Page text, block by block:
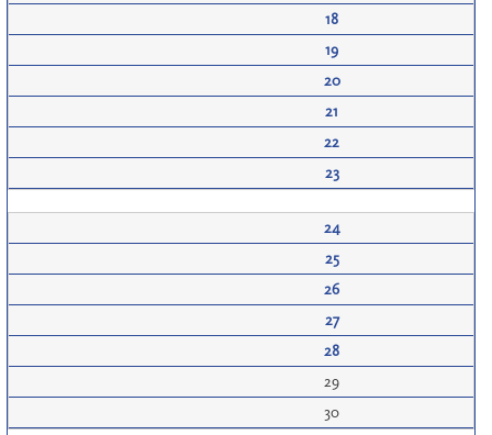
18
19
20
21
22
23
24
25
26
27
28
29
30